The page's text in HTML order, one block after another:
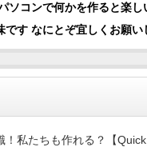
ソコンで何かを作ると楽し
です なにとぞ宜しくお願い
私たちも作れる？【